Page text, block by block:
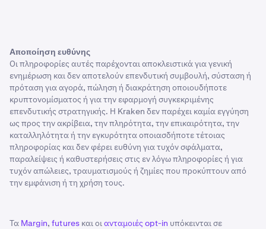
Αποποίηση ευθύνης
Οι πληροφορίες αυτές παρέχονται αποκλειστικά για γενική
ενημέρωση και δεν αποτελούν επενδυτική συμβουλή, σύσταση ή
πρόταση για αγορά, πώληση ή διακράτηση οποιουδήποτε
κρυπτονομίσματος ή για την εφαρμογή συγκεκριμένης
επενδυτικής στρατηγικής. Η Kraken δεν παρέχει καμία εγγύηση
ως προς την ακρίβεια, την πληρότητα, την επικαιρότητα, την
καταλληλότητα ή την εγκυρότητα οποιασδήποτε τέτοιας
πληροφορίας και δεν φέρει ευθύνη για τυχόν σφάλματα,
παραλείψεις ή καθυστερήσεις στις εν λόγω πληροφορίες ή για
τυχόν απώλειες, τραυματισμούς ή ζημίες που προκύπτουν από
την εμφάνιση ή τη χρήση τους.
Τα Margin, futures και οιανταμοιές opt-in υπόκεινται σε